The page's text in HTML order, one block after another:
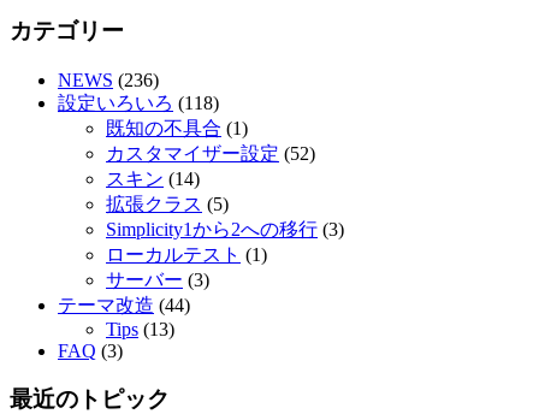
カテゴリー
NEWS (236)
設定いろいろ (118)
既知の不具合 (1)
カスタマイザー設定 (52)
スキン (14)
拡張クラス (5)
Simplicity1から2への移行 (3)
ローカルテスト (1)
サーバー (3)
テーマ改造 (44)
Tips (13)
FAQ (3)
最近のトピック